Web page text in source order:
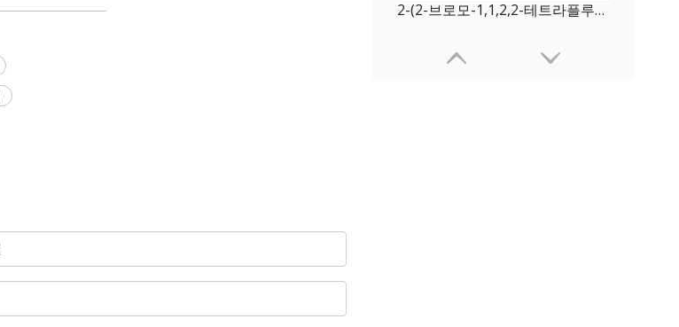
2-(2-브로모-1,1,2,2-테트라플루오로에틸)바이사이클로[2.2.1]헵탄